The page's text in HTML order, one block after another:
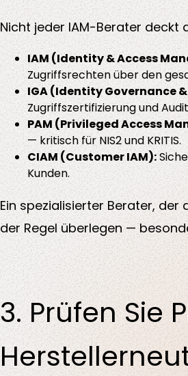
Nicht jeder IAM-Berater deckt
IAM (Identity & Access
Zugriffsrechten über den
IGA (Identity Governance
Zugriffszertifizierung und
PAM (Privileged Access
— kritisch für NIS2 und KRITIS.
CIAM (Customer IAM):
Kunden.
Ein spezialisierter Berater,
der Regel überlegen —
3. Prüfen Sie